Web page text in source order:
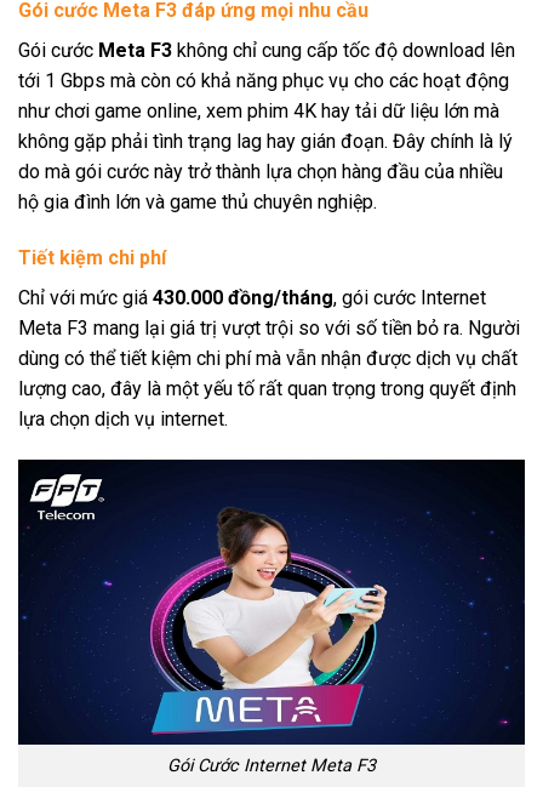
Gói cước Meta F3 đáp ứng mọi nhu cầu
Gói cước Meta F3 không chỉ cung cấp tốc độ download lên
tới 1 Gbps mà còn có khả năng phục vụ cho các hoạt động
như chơi game online, xem phim 4K hay tải dữ liệu lớn mà
không gặp phải tình trạng lag hay gián đoạn. Đây chính là lý
do mà gói cước này trở thành lựa chọn hàng đầu của nhiều
hộ gia đình lớn và game thủ chuyên nghiệp.
Tiết kiệm chi phí
Chỉ với mức giá 430.000 đồng/tháng, gói cước Internet
Meta F3 mang lại giá trị vượt trội so với số tiền bỏ ra. Người
dùng có thể tiết kiệm chi phí mà vẫn nhận được dịch vụ chất
lượng cao, đây là một yếu tố rất quan trọng trong quyết định
lựa chọn dịch vụ internet.
Gói Cước Internet Meta F3